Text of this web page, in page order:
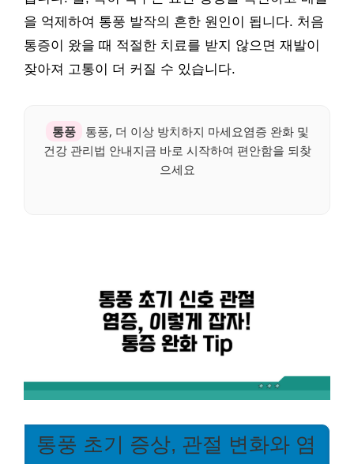
을 억제하여 통풍 발작의 흔한 원인이 됩니다. 처음
통증이 왔을 때 적절한 치료를 받지 않으면 재발이
잦아져 고통이 더 커질 수 있습니다.
통풍
통풍, 더 이상 방치하지 마세요염증 완화 및
건강 관리법 안내지금 바로 시작하여 편안함을 되찾
으세요
통풍 초기 증상, 관절 변화와 염